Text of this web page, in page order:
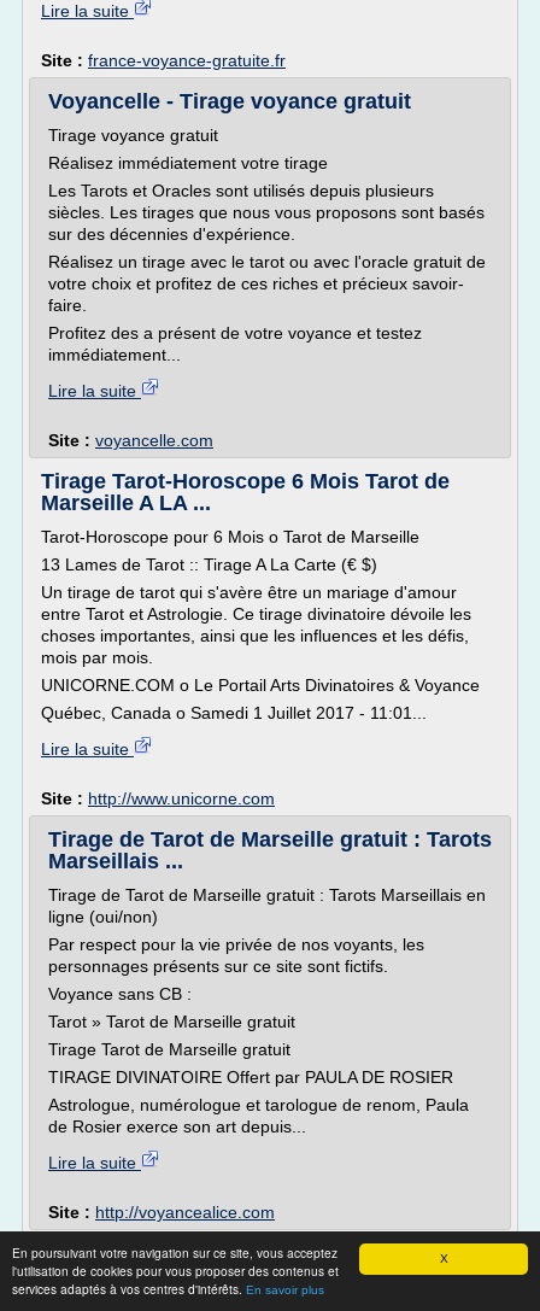
X
En poursuivant votre navigation sur ce site, vous acceptez
l'utilisation de cookies pour vous proposer des contenus et
services adaptés à vos centres d'intérêts. En savoir plus
Lire la suite
Site : france-voyance-gratuite.fr
Voyancelle - Tirage voyance gratuit
Tirage voyance gratuit
Réalisez immédiatement votre tirage
Les Tarots et Oracles sont utilisés depuis plusieurs
siècles. Les tirages que nous vous proposons sont basés
sur des décennies d'expérience.
Réalisez un tirage avec le tarot ou avec l'oracle gratuit de
votre choix et profitez de ces riches et précieux savoir-
faire.
Profitez des a présent de votre voyance et testez
immédiatement...
Lire la suite
Site : voyancelle.com
Tirage Tarot-Horoscope 6 Mois Tarot de
Marseille A LA ...
Tarot-Horoscope pour 6 Mois o Tarot de Marseille
13 Lames de Tarot :: Tirage A La Carte (€ $)
Un tirage de tarot qui s'avère être un mariage d'amour
entre Tarot et Astrologie. Ce tirage divinatoire dévoile les
choses importantes, ainsi que les influences et les défis,
mois par mois.
UNICORNE.COM o Le Portail Arts Divinatoires & Voyance
Québec, Canada o Samedi 1 Juillet 2017 - 11:01...
Lire la suite
Site : http://www.unicorne.com
Tirage de Tarot de Marseille gratuit : Tarots
Marseillais ...
Tirage de Tarot de Marseille gratuit : Tarots Marseillais en
ligne (oui/non)
Par respect pour la vie privée de nos voyants, les
personnages présents sur ce site sont fictifs.
Voyance sans CB :
Tarot » Tarot de Marseille gratuit
Tirage Tarot de Marseille gratuit
TIRAGE DIVINATOIRE Offert par PAULA DE ROSIER
Astrologue, numérologue et tarologue de renom, Paula
de Rosier exerce son art depuis...
Lire la suite
Site : http://voyancealice.com
tarot divinatoire amour > tarot > tarot travail
gratuit